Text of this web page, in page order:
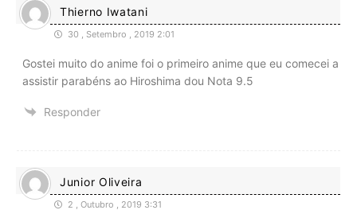
Thierno Iwatani
30 , Setembro , 2019 2:01
Gostei muito do anime foi o primeiro anime que eu comecei a
assistir parabéns ao Hiroshima dou Nota 9.5
Responder
Junior Oliveira
2 , Outubro , 2019 3:31